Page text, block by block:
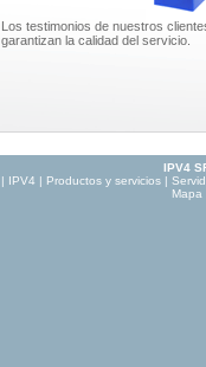
Los testimonios de nuestros
garantizan la calidad del servicio.
IPV4
| IPV4 | Productos y servicios |